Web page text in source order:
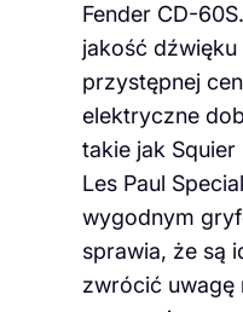
Fender CD-
jakość
przystępnej
elektryczne
takie jak
Les Paul
wygodnym
sprawia, że są
zwrócić uwagę